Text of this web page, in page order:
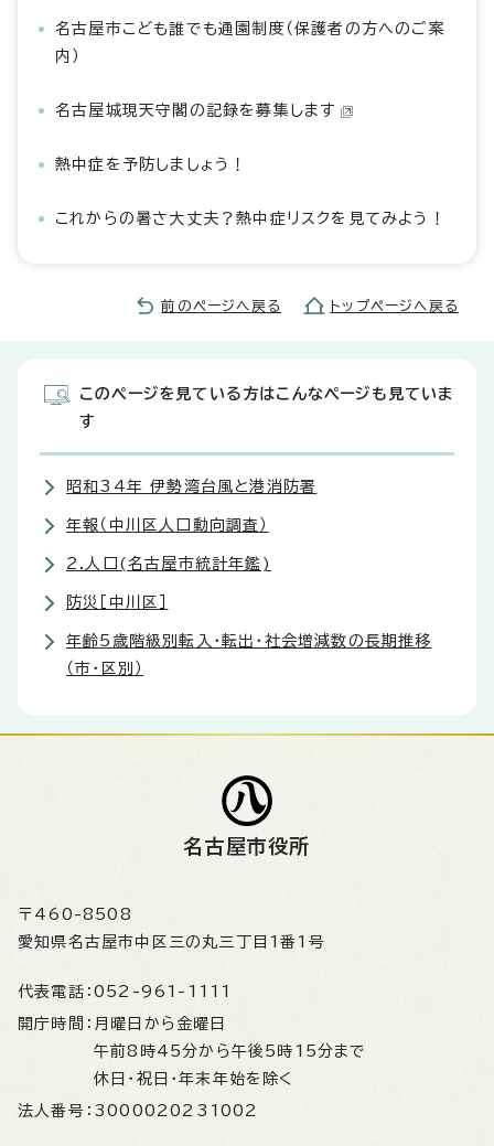
名古屋市こども誰でも通園制度（保護者の方へのご案
内）
名古屋城現天守閣の記録を募集します
熱中症を予防しましょう！
これからの暑さ大丈夫？熱中症リスクを見てみよう！
前のページへ戻る トップページへ戻る
このページを見ている方はこんなページも見ていま
す
昭和34年 伊勢湾台風と港消防署
年報（中川区人口動向調査）
2.人口(名古屋市統計年鑑)
防災［中川区］
年齢5歳階級別転入・転出・社会増減数の長期推移
（市・区別）
名古屋市役所
〒460-8508
愛知県名古屋市中区三の丸三丁目1番1号
代表電話： 052-961-1111
開庁時間： 月曜日から金曜日
午前8時45分から午後5時15分まで
休日・祝日・年末年始を除く
法人番号： 3000020231002